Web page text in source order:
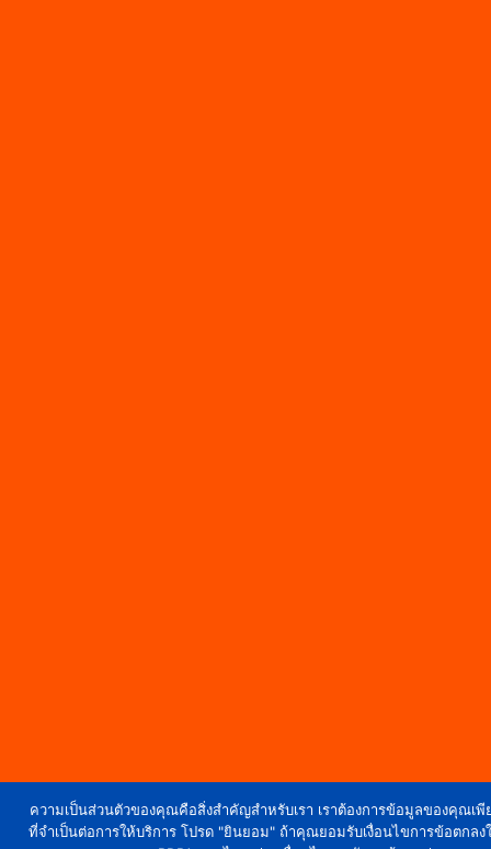
ความเป็นส่วนตัวของคุณคือสิ่งสำคัญสำหรับเรา เราต้องการข้อมูลของคุณเพี
ที่จำเป็นต่อการให้บริการ โปรด "ยินยอม" ถ้าคุณยอมรับเงื่อนไขการข้อตกลง